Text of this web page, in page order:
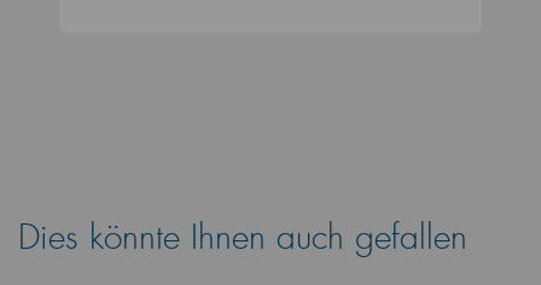
Dies könnte Ihnen auch gefallen